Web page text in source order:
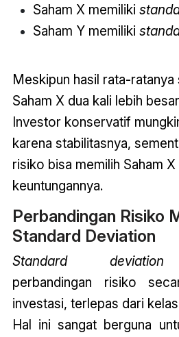
Saham X memiliki
Saham Y memiliki
Meskipun hasil rata-ratanya
Saham X dua kali lebih
Investor konservatif
karena stabilitasnya,
risiko bisa memilih Saham
keuntungannya.
Perbandingan Risiko
Standard Deviation
Standard deviation
perbandingan risiko
investasi, terlepas dari
Hal ini sangat berguna